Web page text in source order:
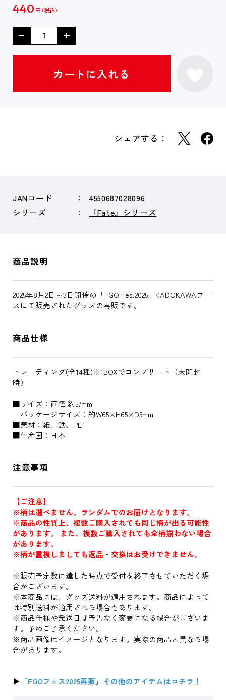
440 円
シェアする：
JANコード
4550687028096
シリーズ
『Fate』シリーズ
商品説明
2025年8月2日～3日開催の「FGO Fes.2025」KADOKAWAブー
スにて販売されたグッズの再販です。
商品仕様
トレーディング(全14種)※1BOXでコンプリート（未開封
時）
■サイズ：直径 約57mm
パッケージサイズ：約W65×H65×D5mm
■素材：紙、鉄、PET
■生産国：日本
注意事項
【ご注意】
※柄は選べません。ランダムでのお届けとなります。
※商品の性質上、複数ご購入されても同じ柄が出る可能性
があります。 また、複数ご購入されても全柄揃わない場合
があります。
※柄が重複しましても返品・交換はお受けできません。
※販売予定数に達した時点で受付を終了させていただく場
合がございます。
※本商品には、グッズ送料が適用されます。商品によって
は特別送料が適用される場合もあります。
※商品仕様や発送日は予告なく変更になる場合がございま
す。予めご了承ください。
※商品画像はイメージとなります。実際の商品と異なる場
合があります。
▶ 「FGOフェス2025再販」その他のアイテムはコチラ！